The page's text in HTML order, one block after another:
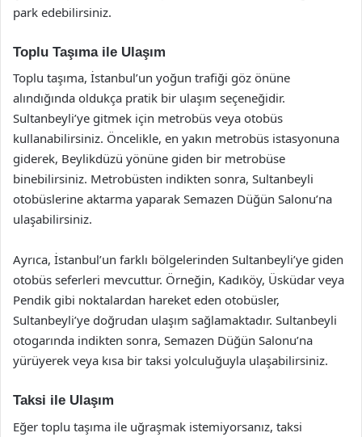
park edebilirsiniz.
Toplu Taşıma ile Ulaşım
Toplu taşıma, İstanbul’un yoğun trafiği göz önüne
alındığında oldukça pratik bir ulaşım seçeneğidir.
Sultanbeyli’ye gitmek için metrobüs veya otobüs
kullanabilirsiniz. Öncelikle, en yakın metrobüs istasyonuna
giderek, Beylikdüzü yönüne giden bir metrobüse
binebilirsiniz. Metrobüsten indikten sonra, Sultanbeyli
otobüslerine aktarma yaparak Semazen Düğün Salonu’na
ulaşabilirsiniz.
Ayrıca, İstanbul’un farklı bölgelerinden Sultanbeyli’ye giden
otobüs seferleri mevcuttur. Örneğin, Kadıköy, Üsküdar veya
Pendik gibi noktalardan hareket eden otobüsler,
Sultanbeyli’ye doğrudan ulaşım sağlamaktadır. Sultanbeyli
otogarında indikten sonra, Semazen Düğün Salonu’na
yürüyerek veya kısa bir taksi yolculuğuyla ulaşabilirsiniz.
Taksi ile Ulaşım
Eğer toplu taşıma ile uğraşmak istemiyorsanız, taksi